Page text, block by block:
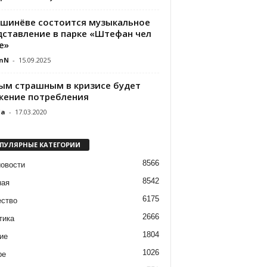
состоится музыкальное
в парке «Штефан чел
- 15.09.2025
страшным в кризисе будет
потребления
- 17.03.2020
КАТЕГОРИИ
8566
8542
6175
2666
1804
1026